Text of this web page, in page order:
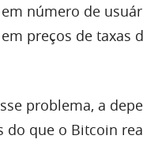
número de
preços de taxas
problema, a
do que o Bitcoin